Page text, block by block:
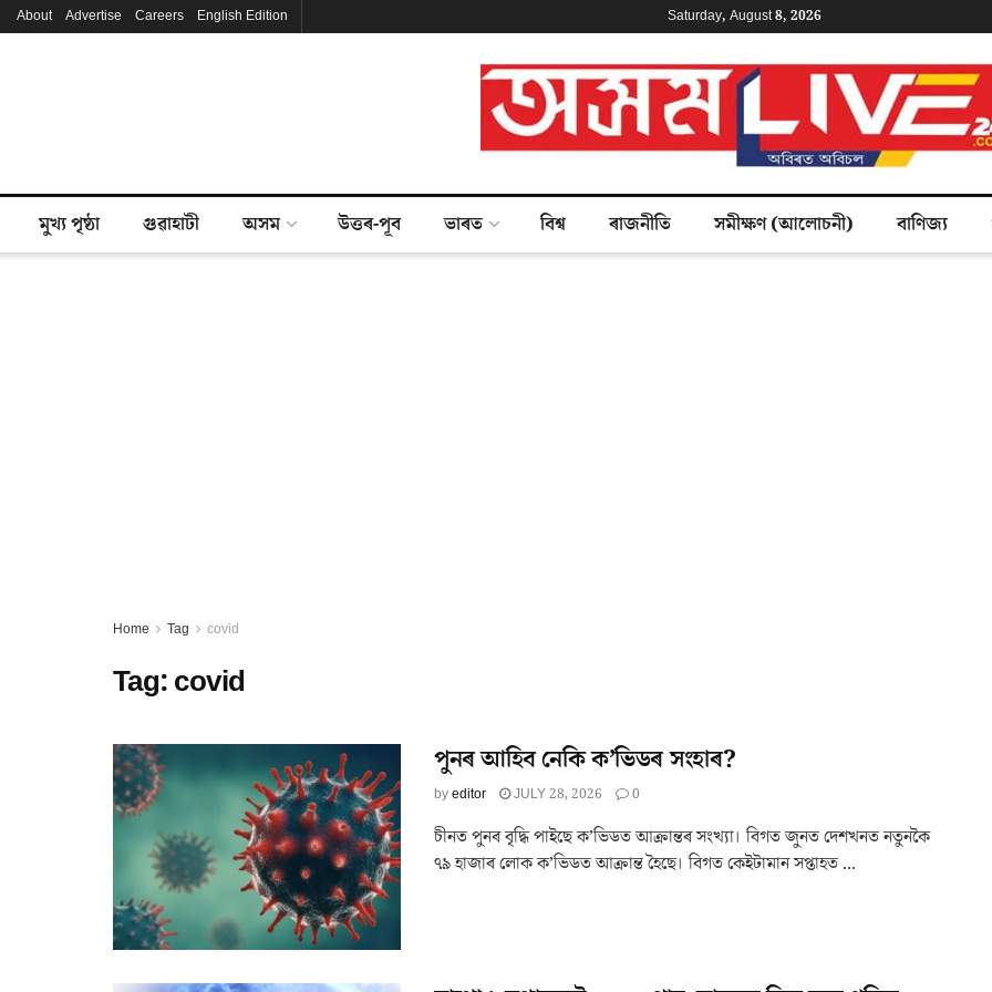
About Advertise Careers English Edition Saturday, August 8, 2026
মুখ্য পৃষ্ঠা গুৱাহাটী অসম উত্তৰ-পূব ভাৰত বিশ্ব ৰাজনীতি সমীক্ষণ (আলোচনী) বাণিজ্য
Home Tag covid
Tag:covid
পুনৰ আহিব নেকি ক’ভিডৰ সংহাৰ?
byeditor JULY 28, 2026 0
চীনত পুনৰ বৃদ্ধি পাইছে ক’ভিডত আক্ৰান্তৰ সংখ্যা। বিগত জুনত দেশখনত নতুনকৈ
৭৯ হাজাৰ লোক ক’ভিডত আক্ৰান্ত হৈছে। বিগত কেইটামান সপ্তাহত ...